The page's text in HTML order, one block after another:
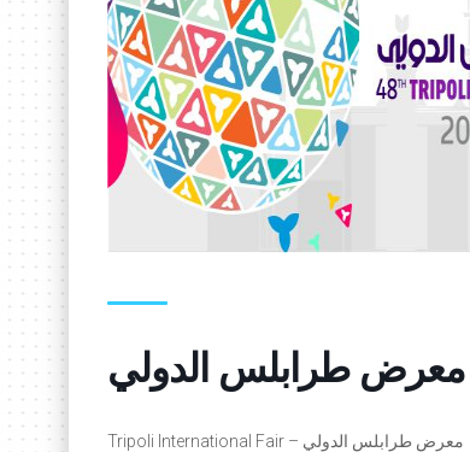
معرض طرابلس الدولي
Tripoli International Fair – معرض طرابلس الدولي